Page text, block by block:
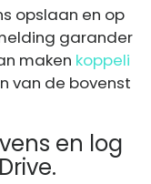
opslaan en op
garander
maken koppeli
van de bovenst
en log